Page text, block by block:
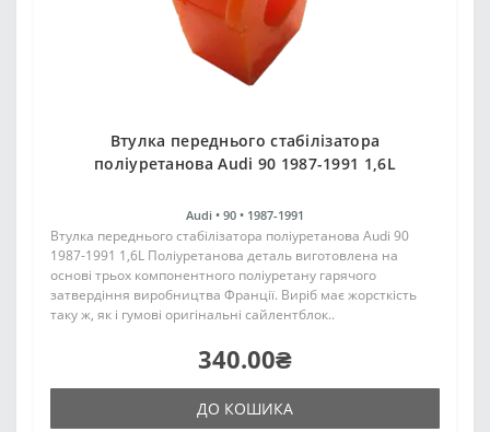
Втулка переднього стабілізатора
поліуретанова Audi 90 1987-1991 1,6L
Audi • 90 • 1987-1991
Втулка переднього стабілізатора поліуретанова Audi 90
1987-1991 1,6L Поліуретанова деталь виготовлена на
основі трьох компонентного поліуретану гарячого
затвердіння виробництва Франції. Виріб має жорсткість
таку ж, як і гумові оригінальні сайлентблок..
340.00₴
ДО КОШИКА